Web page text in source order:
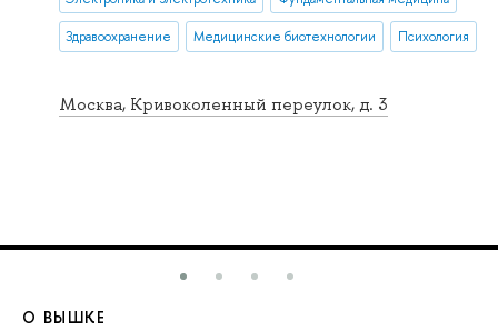
Москва, Кривоколенный переулок, д. 3
Здравоохранение Медицинские биотехнологии Психология
О ВЫШКЕ